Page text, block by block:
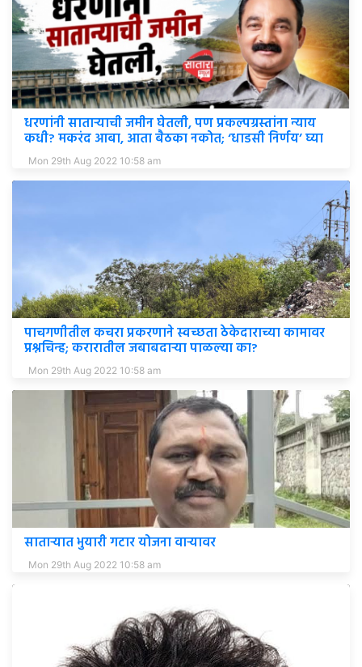
धरणांनी साताऱ्याची जमीन घेतली, पण प्रकल्पग्रस्तांना न्याय
कधी? मकरंद आबा, आता बैठका नकोत; ‘धाडसी निर्णय’ घ्या
Mon 29th Aug 2022 10:58 am
पाचगणीतील कचरा प्रकरणाने स्वच्छता ठेकेदाराच्या कामावर
प्रश्नचिन्ह; करारातील जबाबदाऱ्या पाळल्या का?
Mon 29th Aug 2022 10:58 am
साताऱ्यात भुयारी गटार योजना वाऱ्यावर
Mon 29th Aug 2022 10:58 am